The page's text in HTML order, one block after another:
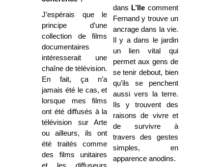
J’espérais que le
principe d’une
collection de films
documentaires
intéresserait une
chaîne de télévision.
En fait, ça n’a
jamais été le cas, et
lorsque mes films
ont été diffusés à la
télévision sur Arte
ou ailleurs, ils ont
été traités comme
des films unitaires
dans L’Ile comment
Fernand y trouve un
ancrage dans la vie.
Il y a dans le jardin
un lien vital qui
permet aux gens de
se tenir debout, bien
qu’ils se penchent
aussi vers la terre.
Ils y trouvent des
raisons de vivre et
de survivre à
travers des gestes
simples, en
apparence anodins.